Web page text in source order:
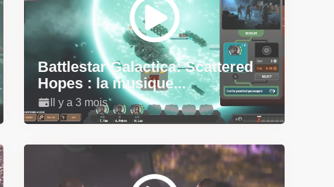
Battlestar Galactica: Scattered
Hopes : la musique...
Il y a 3 mois